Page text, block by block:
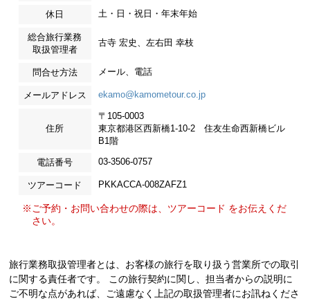
休日 土・日・祝日・年末年始
総合旅行業務
取扱管理者
古寺 宏史、左右田 幸枝
問合せ方法 メール、電話
メールアドレス ekamo@kamometour.co.jp
住所
〒105-0003
東京都港区西新橋1-10-2 住友生命西新橋ビル
B1階
電話番号 03-3506-0757
ツアーコード PKKACCA-008ZAFZ1
※ご予約・お問い合わせの際は、ツアーコード をお伝えくだ
さい。
旅行業務取扱管理者とは、お客様の旅行を取り扱う営業所での取引
に関する責任者です。 この旅行契約に関し、担当者からの説明に
ご不明な点があれば、ご遠慮なく上記の取扱管理者にお訊ねくださ